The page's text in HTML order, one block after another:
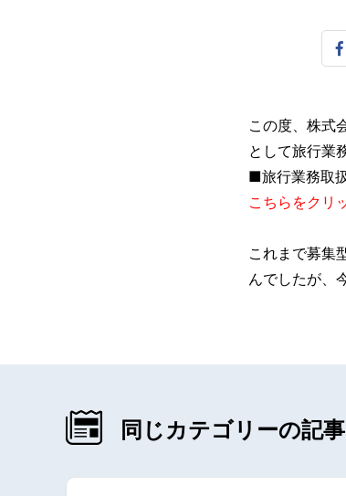
この度、株式
として旅行業
■旅行業務取
こちらをクリ
これまで募集
んでしたが、
同じカテゴリーの記事